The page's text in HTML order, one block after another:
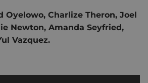
Oyelowo, Charlize Theron, Joel
Newton, Amanda Seyfried,
Vazquez.